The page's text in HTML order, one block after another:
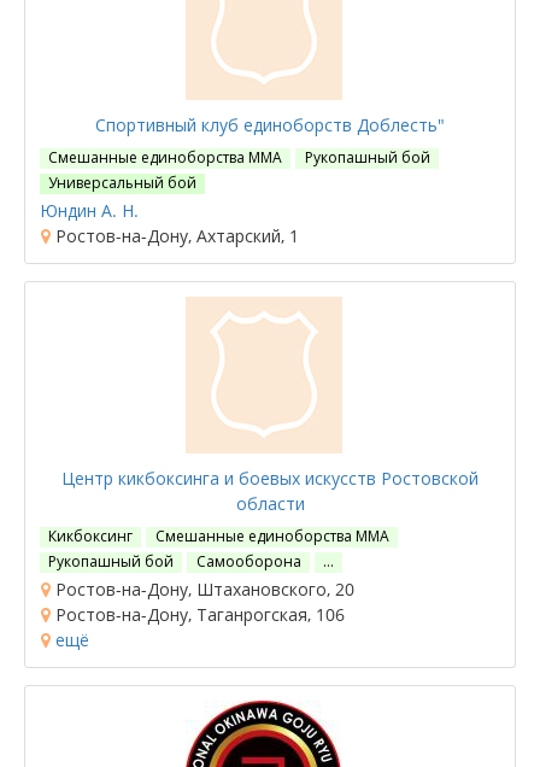
Спортивный клуб единоборств Доблесть"
Смешанные единоборства ММА
Рукопашный бой
Универсальный бой
Юндин А. Н.
Ростов-на-Дону, Ахтарский, 1
Центр кикбоксинга и боевых искусств Ростовской
области
Кикбоксинг
Смешанные единоборства ММА
Рукопашный бой
Самооборона …
Ростов-на-Дону, Штахановского, 20
Ростов-на-Дону, Таганрогская, 106
ещё